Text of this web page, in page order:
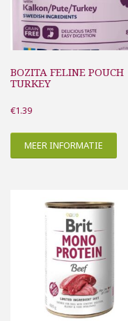
BOZITA FELINE POUCH
TURKEY
€1.39
MEER INFORMATIE